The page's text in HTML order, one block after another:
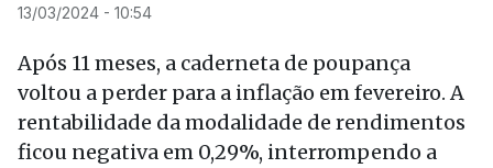
13/03/2024 - 10:54
Após 11 meses, a caderneta de poupança
voltou a perder para a inflação em fevereiro. A
rentabilidade da modalidade de rendimentos
ficou negativa em 0,29%, interrompendo a